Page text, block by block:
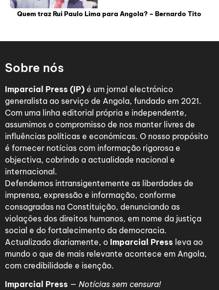
Quem traz Rui Paulo Lima para Angola? – Bernardo Tito
Sobre nós
Imparcial Press (IP) é um jornal electrónico
generalista ao serviço de Angola, fundado em 2021.
Com uma linha editorial própria e independente,
assumimos o compromisso de nos manter livres de
influências políticas e económicas. O nosso propósito
é fornecer notícias com informação rigorosa e
objectiva, cobrindo a actualidade nacional e
internacional.
Defendemos intransigentemente as liberdades de
imprensa, expressão e informação, conforme
consagradas na Constituição, denunciando as
violações dos direitos humanos, em nome da justiça
social e do fortalecimento da democracia.
Actualizado diariamente, o Imparcial Press leva ao
mundo o que de mais relevante acontece em Angola,
com credibilidade e isenção.
Imparcial Press — Notícias sem censura!